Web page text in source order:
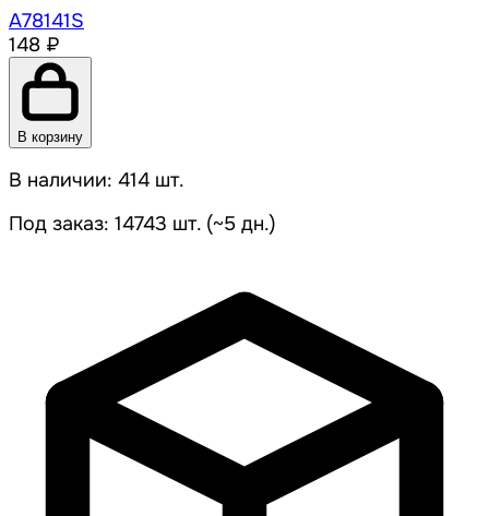
A78141S
148 ₽
В корзину
В наличии: 414 шт.
Под заказ: 14743 шт. (~5 дн.)